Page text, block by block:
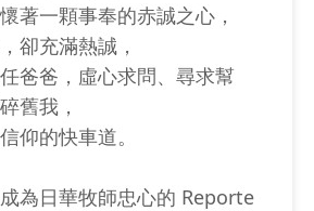
著一顆事奉的赤誠之心，
卻充滿熱誠，
爸爸，虛心求問、尋求幫
舊我，
仰的快車道。
為日華牧師忠心的 Reporte